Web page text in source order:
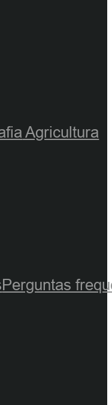
Agricultura
Perguntas